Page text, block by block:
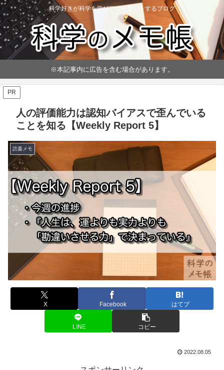
科学好きが科学を学びアウトプットするブログ
※本記事内に広告を含む場合があります。
PR
人の評価能力は認知バイアスで歪んでいる
ことを知る【Weekly Report 5】
読書メモ
X Facebook はてブ
LINE コピー
2022.08.05